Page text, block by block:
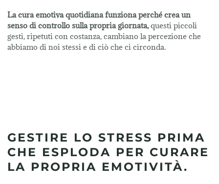
La cura emotiva quotidiana funziona perché crea un
senso di controllo sulla propria giornata,questi piccoli
gesti, ripetuti con costanza, cambiano la percezione che
abbiamo di noi stessi e di ciò che ci circonda.
GESTIRE LO STRESS PRIMA
CHE ESPLODA PER CURARE
LA PROPRIA EMOTIVITÀ.